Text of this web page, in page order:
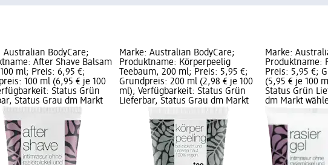
Australian BodyCare;
After Shave Balsam
ml; Preis: 6,95 €;
100 ml (6,95 € je 100
Status Grün
Status Grau dm Markt
Marke: Australian BodyCare;
Produktname: Körperpeelig
Teebaum, 200 ml; Preis: 5,95 €;
Grundpreis: 200 ml (2,98 € je 100
ml); Verfügbarkeit: Status Grün
Lieferbar, Status Grau dm Markt
Marke:
Produktname:
Preis: 5,95 €;
(5,95 € je 100
Status Grün
dm Markt